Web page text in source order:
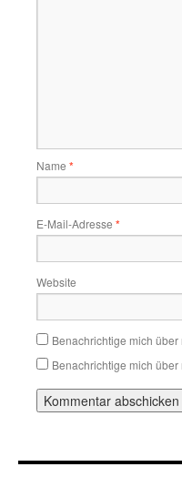
Name *
E-Mail-Adresse *
Website
Benachrichtige mich
Benachrichtige mich